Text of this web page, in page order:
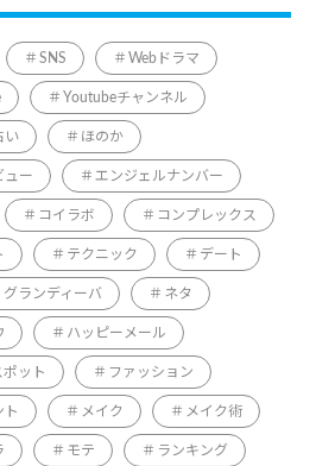
SNS Webドラマ
Youtubeチャンネル
い ほのか
ュー エンジェルナンバー
コイラボ コンプレックス
テクニック デート
グランディーバ ネタ
ハッピーメール
ポット ファッション
ト メイク メイク術
モテ ランキング